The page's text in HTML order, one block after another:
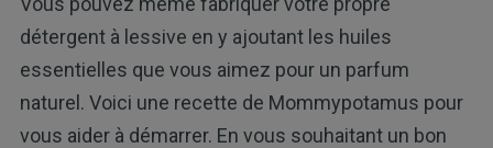
détergent à lessive en y ajoutant les huiles
essentielles que vous aimez pour un parfum
naturel. Voici une recette de Mommypotamus pour
vous aider à démarrer. En vous souhaitant un bon